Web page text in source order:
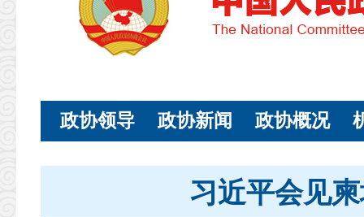
政协领导 政协新闻 政协概况
习近平会见